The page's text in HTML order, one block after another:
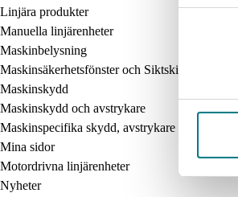
Linjära produkter
Manuella linjärenheter
Maskinbelysning
Maskinsäkerhetsfönster och Siktskivor
Maskinskydd
Maskinskydd och avstrykare
Maskinspecifika skydd, avstrykare och fönster
Mina sidor
Motordrivna linjärenheter
Nyheter